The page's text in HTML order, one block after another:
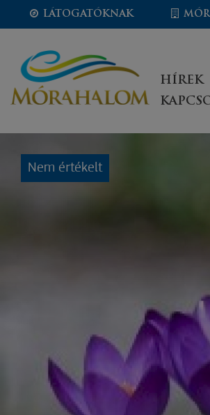
LÁTOGATÓKNAK
HÍREK
Nem értékelt